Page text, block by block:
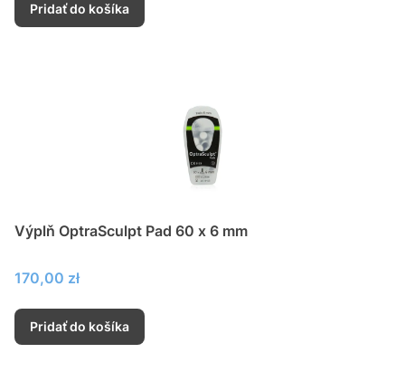
Pridať do košíka
Výplň OptraSculpt Pad 60 x 6 mm
Cena
170,00 zł
Pridať do košíka